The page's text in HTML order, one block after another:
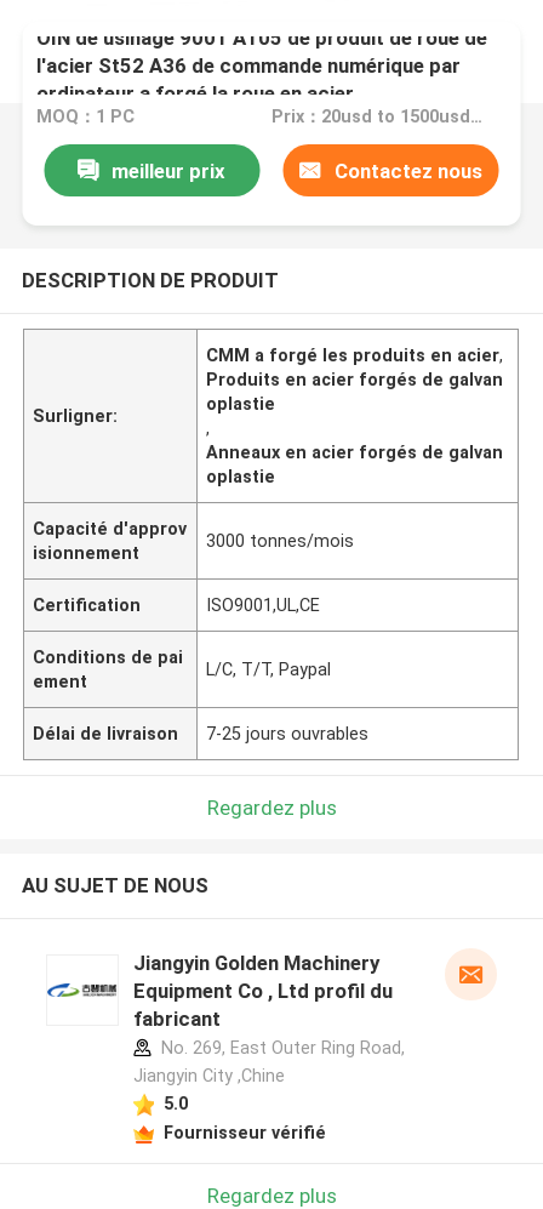
OIN de usinage 9001 A105 de produit de roue de
l'acier St52 A36 de commande numérique par
ordinateur a forgé la roue en acier
MOQ：1 PC Prix：20usd to 1500usd per piece
meilleur prix Contactez nous
DESCRIPTION DE PRODUIT
Surligner:
CMM a forgé les produits en acier,
Produits en acier forgés de galvan
oplastie
,
Anneaux en acier forgés de galvan
oplastie
Capacité d'approv
isionnement
3000 tonnes/mois
Certification ISO9001,UL,CE
Conditions de pai
ement
L/C, T/T, Paypal
Délai de livraison 7-25 jours ouvrables
Regardez plus
AU SUJET DE NOUS
Jiangyin Golden Machinery
Equipment Co , Ltd profil du
fabricant
No. 269, East Outer Ring Road,
Jiangyin City ,Chine
5.0
Fournisseur vérifié
Regardez plus